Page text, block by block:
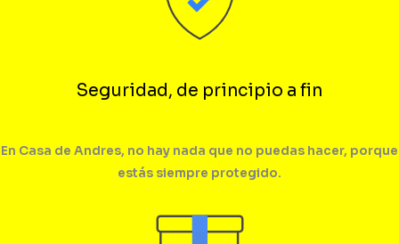
Seguridad, de principio a fin
En Casa de Andres, no hay nada que no puedas hacer, porque
estás siempre protegido.